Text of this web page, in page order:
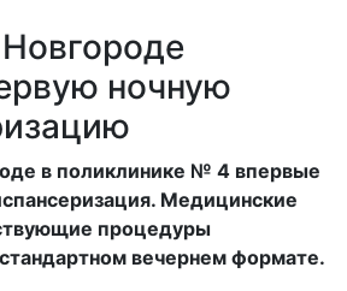
ночную
в поликлинике № 4 впервые
Медицинские
процедуры
вечернем формате.